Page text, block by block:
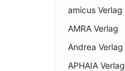
amicus Verlag
AMRA Verlag
Andrea Verlag
APHAIA Verlag